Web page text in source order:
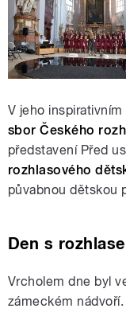
V jeho
sbor Českého
představení Před
rozhlasového
půvabnou dětskou
Den s
Vrcholem dne byl
zámeckém nádvoří.